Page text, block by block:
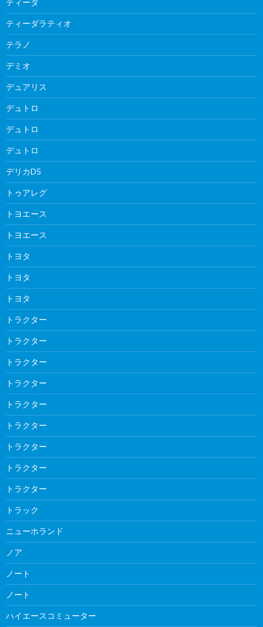
ティーダ
ティーダラティオ
テラノ
デミオ
デュアリス
デュトロ
デュトロ
デュトロ
デリカD5
トゥアレグ
トヨエース
トヨエース
トヨタ
トヨタ
トヨタ
トラクター
トラクター
トラクター
トラクター
トラクター
トラクター
トラクター
トラクター
トラクター
トラック
ニューホランド
ノア
ノート
ノート
ハイエースコミューター